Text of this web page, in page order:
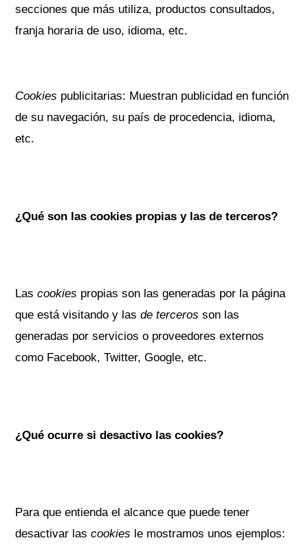
secciones que más utiliza, productos consultados,
franja horaria de uso, idioma, etc.
Cookies publicitarias: Muestran publicidad en función
de su navegación, su país de procedencia, idioma,
etc.
¿Qué son las cookies propias y las de terceros?
Lascookies propias son las generadas por la página
que está visitando y lasde terceros son las
generadas por servicios o proveedores externos
como Facebook, Twitter, Google, etc.
¿Qué ocurre si desactivo las cookies?
Para que entienda el alcance que puede tener
desactivar lascookies le mostramos unos ejemplos: